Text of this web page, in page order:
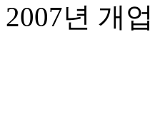
2007년 개